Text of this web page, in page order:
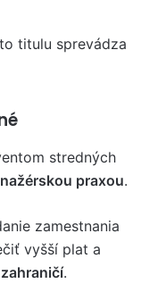
titulu sprevádza
stredných
praxou.
zamestnania
vyšší plat a
.